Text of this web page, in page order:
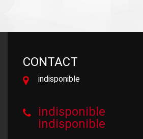
CONTACT
indisponible
indisponible
indisponible